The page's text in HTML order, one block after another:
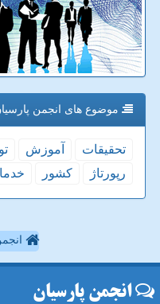
موضوع های انجمن
تحقیقات آموزش
رپورتاژ
كشور
انجمن پارسیان